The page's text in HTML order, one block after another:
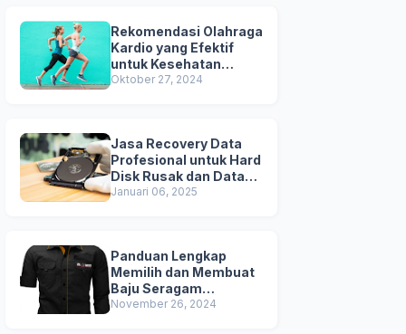
Rekomendasi Olahraga
Kardio yang Efektif
untuk Kesehatan
Jantung
Oktober 27, 2024
Jasa Recovery Data
Profesional untuk Hard
Disk Rusak dan Data
Terhapus
Januari 06, 2025
Panduan Lengkap
Memilih dan Membuat
Baju Seragam
Berkualitas
November 26, 2024